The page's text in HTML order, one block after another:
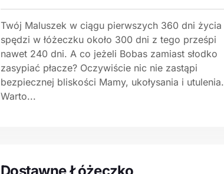
Twój Maluszek w ciągu pierwszych 360 dni życia
spędzi w łóżeczku około 300 dni z tego prześpi
nawet 240 dni. A co jeżeli Bobas zamiast słodko
zasypiać płacze? Oczywiście nic nie zastąpi
bezpiecznej bliskości Mamy, ukołysania i utulenia.
Warto...